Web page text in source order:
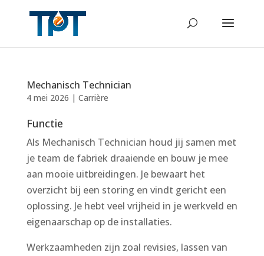
Mechanisch Technician
4 mei 2026 | Carrière
Functie
Als Mechanisch Technician houd jij samen met
je team de fabriek draaiende en bouw je mee
aan mooie uitbreidingen. Je bewaart het
overzicht bij een storing en vindt gericht een
oplossing. Je hebt veel vrijheid in je werkveld en
eigenaarschap op de installaties.
Werkzaamheden zijn zoal revisies, lassen van